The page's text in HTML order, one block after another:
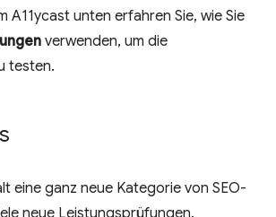
A11ycast unten erfahren Sie, wie Sie
verwenden, um die
testen.
eine ganz neue Kategorie von SEO-